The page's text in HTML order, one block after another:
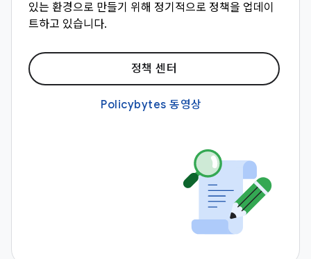
있는 환경으로 만들기 위해 정기적으로 정책을 업데이
트하고 있습니다.
정책 센터
Policybytes 동영상